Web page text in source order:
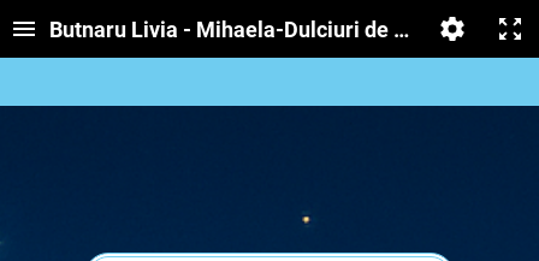
Butnaru Livia - Mihaela-Dulciuri de bucătărie -